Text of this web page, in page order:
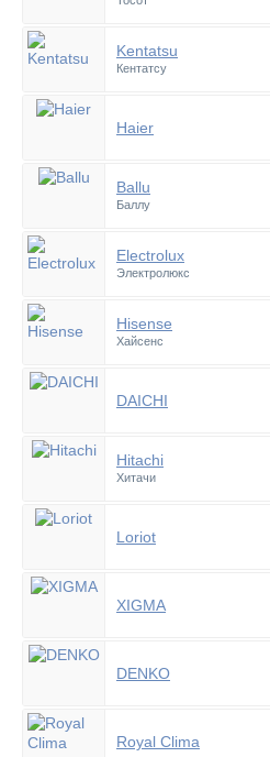
Kentatsu
Кентатсу
Haier
Ballu
Баллу
Electrolux
Электролюкс
Hisense
Хайсенс
DAICHI
Hitachi
Хитачи
Loriot
XIGMA
DENKO
Royal Clima